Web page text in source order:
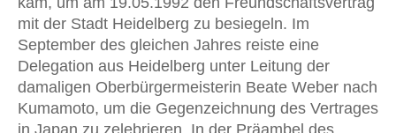
mit der Stadt Heidelberg zu besiegeln. Im
September des gleichen Jahres reiste eine
Delegation aus Heidelberg unter Leitung der
damaligen Oberbürgermeisterin Beate Weber nach
Kumamoto, um die Gegenzeichnung des Vertrages
in Japan zu zelebrieren. In der Präambel des